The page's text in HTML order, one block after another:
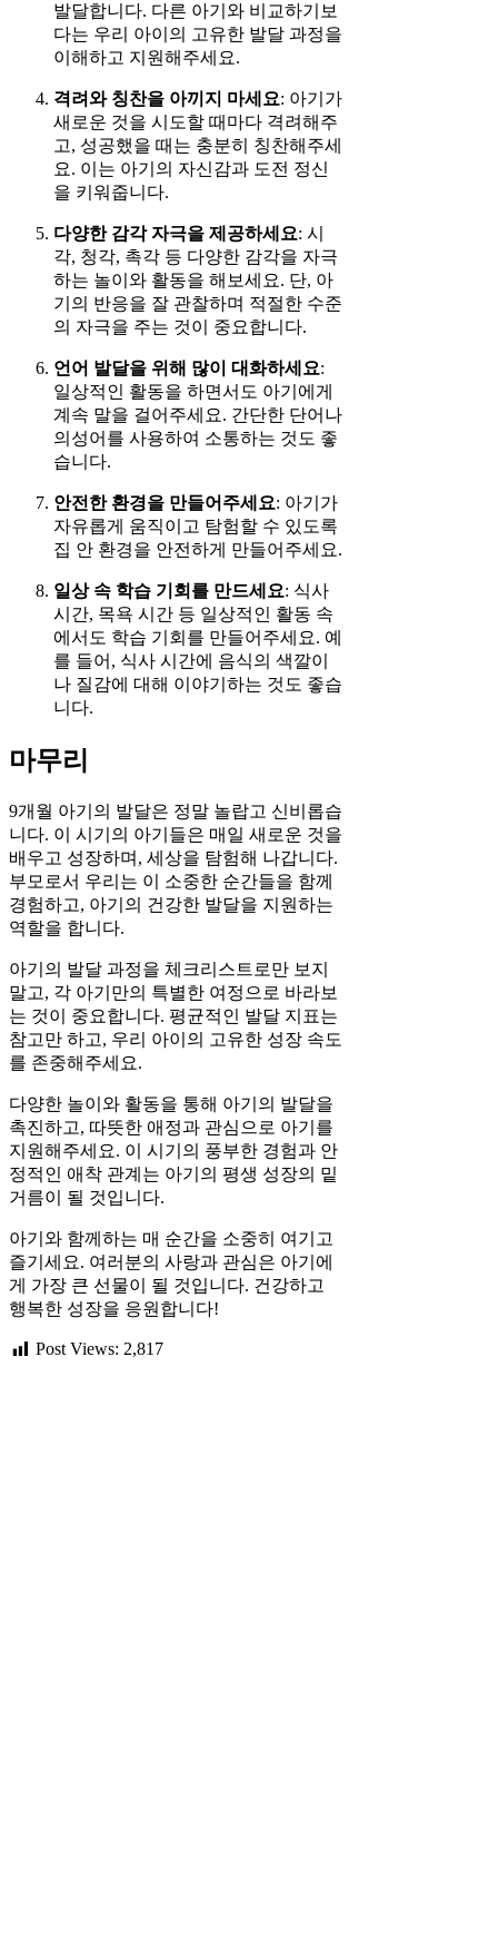
발달합니다. 다른 아기와 비교하기보
다는 우리 아이의 고유한 발달 과정을
이해하고 지원해주세요.
격려와 칭찬을 아끼지 마세요: 아기가
새로운 것을 시도할 때마다 격려해주
고, 성공했을 때는 충분히 칭찬해주세
요. 이는 아기의 자신감과 도전 정신
을 키워줍니다.
다양한 감각 자극을 제공하세요: 시
각, 청각, 촉각 등 다양한 감각을 자극
하는 놀이와 활동을 해보세요. 단, 아
기의 반응을 잘 관찰하며 적절한 수준
의 자극을 주는 것이 중요합니다.
언어 발달을 위해 많이 대화하세요:
일상적인 활동을 하면서도 아기에게
계속 말을 걸어주세요. 간단한 단어나
의성어를 사용하여 소통하는 것도 좋
습니다.
안전한 환경을 만들어주세요: 아기가
자유롭게 움직이고 탐험할 수 있도록
집 안 환경을 안전하게 만들어주세요.
일상 속 학습 기회를 만드세요: 식사
시간, 목욕 시간 등 일상적인 활동 속
에서도 학습 기회를 만들어주세요. 예
를 들어, 식사 시간에 음식의 색깔이
나 질감에 대해 이야기하는 것도 좋습
니다.
마무리
9개월 아기의 발달은 정말 놀랍고 신비롭습
니다. 이 시기의 아기들은 매일 새로운 것을
배우고 성장하며, 세상을 탐험해 나갑니다.
부모로서 우리는 이 소중한 순간들을 함께
경험하고, 아기의 건강한 발달을 지원하는
역할을 합니다.
아기의 발달 과정을 체크리스트로만 보지
말고, 각 아기만의 특별한 여정으로 바라보
는 것이 중요합니다. 평균적인 발달 지표는
참고만 하고, 우리 아이의 고유한 성장 속도
를 존중해주세요.
다양한 놀이와 활동을 통해 아기의 발달을
촉진하고, 따뜻한 애정과 관심으로 아기를
지원해주세요. 이 시기의 풍부한 경험과 안
정적인 애착 관계는 아기의 평생 성장의 밑
거름이 될 것입니다.
아기와 함께하는 매 순간을 소중히 여기고
즐기세요. 여러분의 사랑과 관심은 아기에
게 가장 큰 선물이 될 것입니다. 건강하고
행복한 성장을 응원합니다!
Post Views: 2,817